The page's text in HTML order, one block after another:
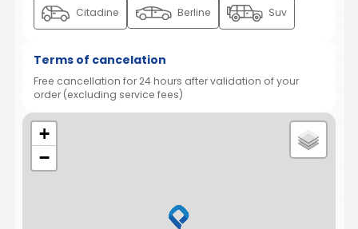
Citadine Berline Suv
Terms of cancelation
Free cancellation for 24 hours after validation of your
order (excluding service fees)
+
−